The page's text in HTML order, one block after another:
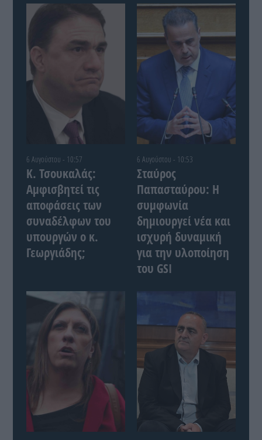
6 Αυγούστου - 10:57
Κ. Τσουκαλάς:
Αμφισβητεί τις
αποφάσεις των
συναδέλφων του
υπουργών ο κ.
Γεωργιάδης;
6 Αυγούστου - 10:53
Σταύρος
Παπασταύρου: Η
συμφωνία
δημιουργεί νέα και
ισχυρή δυναμική
για την υλοποίηση
του GSI